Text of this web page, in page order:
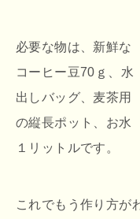
必要な物は、新鮮な
コーヒー豆70ｇ、水
出しバッグ、麦茶用
の縦長ポット、お水
１リットルです。
これでもう作り方が